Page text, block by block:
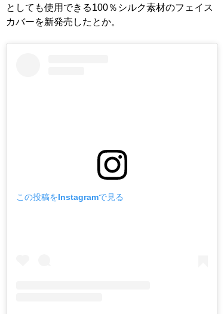
としても使用できる100％シルク素材のフェイス
カバーを新発売したとか。
この投稿をInstagramで見る